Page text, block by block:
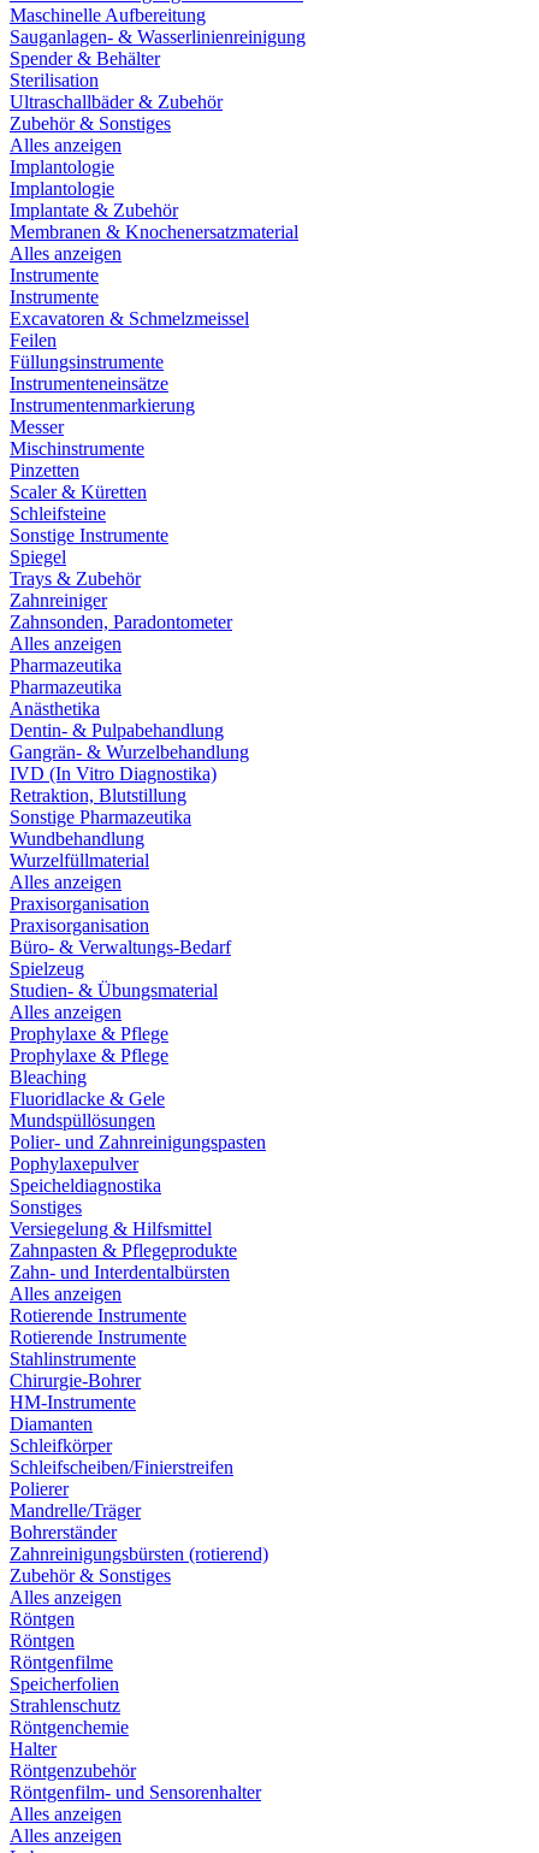
Maschinelle Aufbereitung
Sauganlagen- & Wasserlinienreinigung
Spender & Behälter
Sterilisation
Ultraschallbäder & Zubehör
Zubehör & Sonstiges
Alles anzeigen
Implantologie
Implantologie
Implantate & Zubehör
Membranen & Knochenersatzmaterial
Alles anzeigen
Instrumente
Instrumente
Excavatoren & Schmelzmeissel
Feilen
Füllungsinstrumente
Instrumenteneinsätze
Instrumentenmarkierung
Messer
Mischinstrumente
Pinzetten
Scaler & Küretten
Schleifsteine
Sonstige Instrumente
Spiegel
Trays & Zubehör
Zahnreiniger
Zahnsonden, Paradontometer
Alles anzeigen
Pharmazeutika
Pharmazeutika
Anästhetika
Dentin- & Pulpabehandlung
Gangrän- & Wurzelbehandlung
IVD (In Vitro Diagnostika)
Retraktion, Blutstillung
Sonstige Pharmazeutika
Wundbehandlung
Wurzelfüllmaterial
Alles anzeigen
Praxisorganisation
Praxisorganisation
Büro- & Verwaltungs-Bedarf
Spielzeug
Studien- & Übungsmaterial
Alles anzeigen
Prophylaxe & Pflege
Prophylaxe & Pflege
Bleaching
Fluoridlacke & Gele
Mundspüllösungen
Polier- und Zahnreinigungspasten
Pophylaxepulver
Speicheldiagnostika
Sonstiges
Versiegelung & Hilfsmittel
Zahnpasten & Pflegeprodukte
Zahn- und Interdentalbürsten
Alles anzeigen
Rotierende Instrumente
Rotierende Instrumente
Stahlinstrumente
Chirurgie-Bohrer
HM-Instrumente
Diamanten
Schleifkörper
Schleifscheiben/Finierstreifen
Polierer
Mandrelle/Träger
Bohrerständer
Zahnreinigungsbürsten (rotierend)
Zubehör & Sonstiges
Alles anzeigen
Röntgen
Röntgen
Röntgenfilme
Speicherfolien
Strahlenschutz
Röntgenchemie
Halter
Röntgenzubehör
Röntgenfilm- und Sensorenhalter
Alles anzeigen
Alles anzeigen